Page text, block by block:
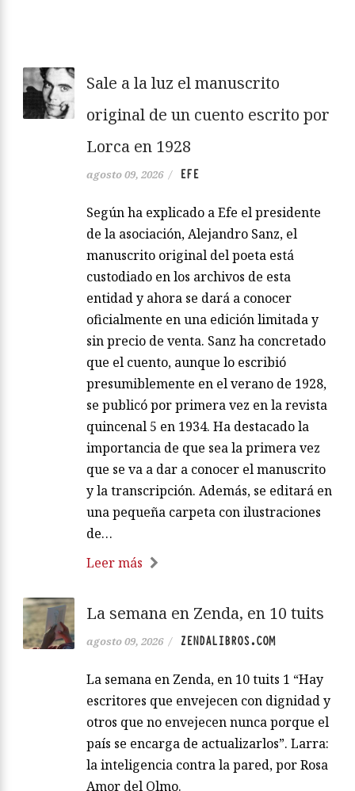
Sale a la luz el manuscrito
original de un cuento escrito por
Lorca en 1928
agosto 09, 2026 / EFE
Según ha explicado a Efe el presidente
de la asociación, Alejandro Sanz, el
manuscrito original del poeta está
custodiado en los archivos de esta
entidad y ahora se dará a conocer
oficialmente en una edición limitada y
sin precio de venta. Sanz ha concretado
que el cuento, aunque lo escribió
presumiblemente en el verano de 1928,
se publicó por primera vez en la revista
quincenal 5 en 1934. Ha destacado la
importancia de que sea la primera vez
que se va a dar a conocer el manuscrito
y la transcripción. Además, se editará en
una pequeña carpeta con ilustraciones
de…
Leer más
La semana en Zenda, en 10 tuits
agosto 09, 2026 / ZENDALIBROS.COM
La semana en Zenda, en 10 tuits 1 “Hay
escritores que envejecen con dignidad y
otros que no envejecen nunca porque el
país se encarga de actualizarlos”. Larra:
la inteligencia contra la pared, por Rosa
Amor del Olmo.